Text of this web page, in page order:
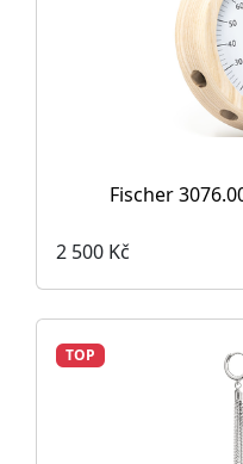
Fischer
2 500 Kč
TOP